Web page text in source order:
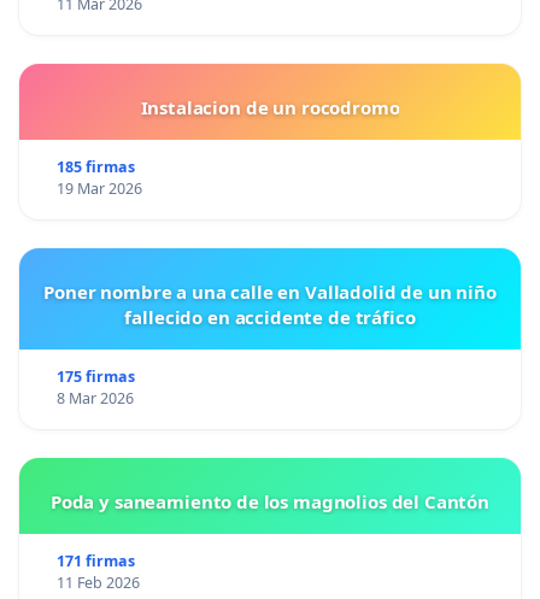
11 Mar 2026
Instalacion de un rocodromo
185 firmas
19 Mar 2026
Poner nombre a una calle en Valladolid de un niño
fallecido en accidente de tráfico
175 firmas
8 Mar 2026
Poda y saneamiento de los magnolios del Cantón
171 firmas
11 Feb 2026